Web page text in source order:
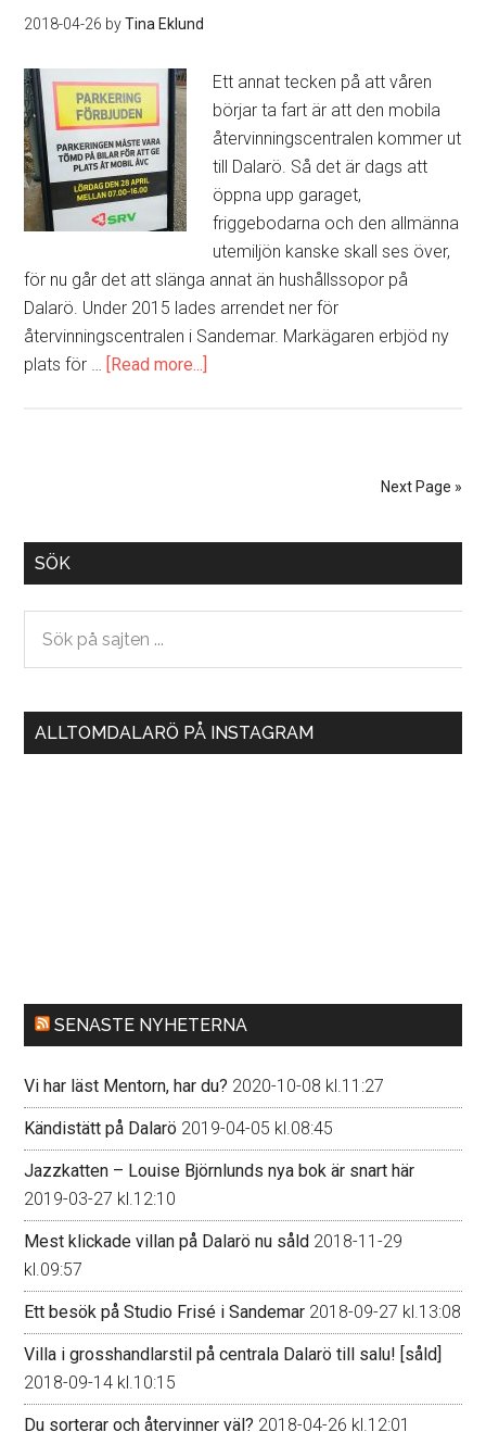
2018-04-26 byTina Eklund
Ett annat tecken på att våren
börjar ta fart är att den mobila
återvinningscentralen kommer ut
till Dalarö. Så det är dags att
öppna upp garaget,
friggebodarna och den allmänna
utemiljön kanske skall ses över,
för nu går det att slänga annat än hushållssopor på
Dalarö. Under 2015 lades arrendet ner för
återvinningscentralen i Sandemar. Markägaren erbjöd ny
plats för …
[Read more...]
Next Page »
Primary
Sidebar
SÖK
...
ALLTOMDALARÖ PÅ INSTAGRAM
SENASTE NYHETERNA
Vi har läst Mentorn, har du? 2020-10-08 kl.11:27
Kändistätt på Dalarö 2019-04-05 kl.08:45
Jazzkatten – Louise Björnlunds nya bok är snart här
2019-03-27 kl.12:10
Mest klickade villan på Dalarö nu såld 2018-11-29
kl.09:57
Ett besök på Studio Frisé i Sandemar 2018-09-27 kl.13:08
Villa i grosshandlarstil på centrala Dalarö till salu! [såld]
2018-09-14 kl.10:15
Du sorterar och återvinner väl? 2018-04-26 kl.12:01